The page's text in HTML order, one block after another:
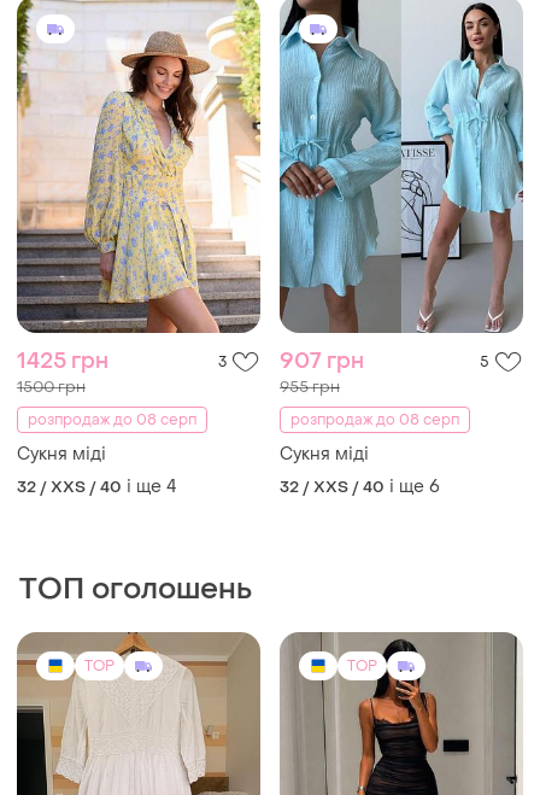
1425 грн
1500 грн
розпродаж до 08 серп
Сукня міді
907 грн 5
955 грн
розпродаж до 08 серп
Сукня міді
ТОП оголошень